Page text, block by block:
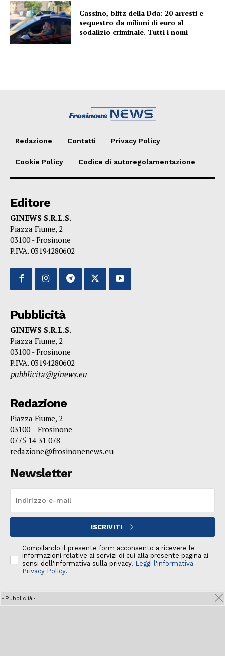
- Pubblicità -
Cassino, blitz della Dda: 20 arresti e
sequestro da milioni di euro al
sodalizio criminale. Tutti i nomi
Redazione Contatti Privacy Policy
Cookie Policy Codice di autoregolamentazione
Editore
GINEWS S.R.L.S.
Piazza Fiume, 2
03100 - Frosinone
P.IVA. 03194280602
Pubblicità
GINEWS S.R.L.S.
Piazza Fiume, 2
03100 - Frosinone
P.IVA. 03194280602
pubblicita@ginews.eu
Redazione
Piazza Fiume, 2
03100 – Frosinone
0775 14 31 078
redazione@frosinonenews.eu
Newsletter
ISCRIVITI
Compilando il presente form acconsento a ricevere le
informazioni relative ai servizi di cui alla presente pagina ai
sensi dell'informativa sulla privacy. Leggi l'informativa
Privacy Policy.